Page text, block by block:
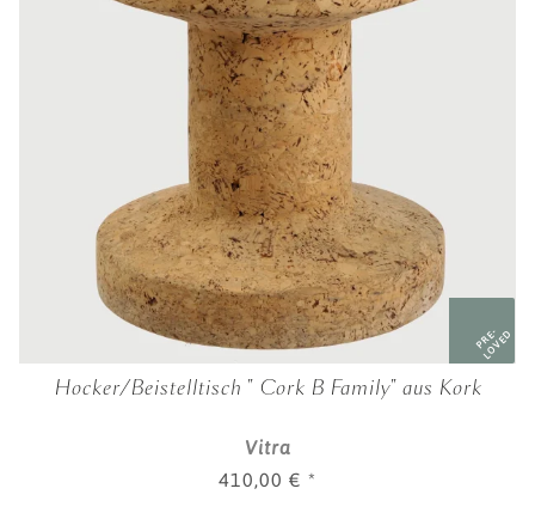
PRE-
LOVED
Hocker/Beistelltisch " Cork B Family" aus Kork
Vitra
410,00 € *